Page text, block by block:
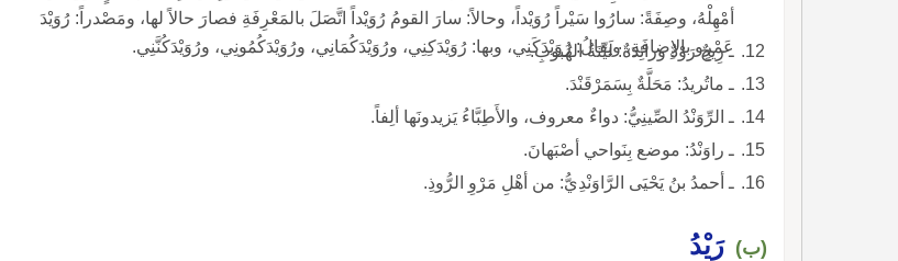
أمْهِلْهُ، وصِفَةً: سارُوا سَيْراً رُوَيْداً، وحالاً: سارَ القومُ رُوَيْداً اتَّصَلَ بالمَعْرِفَةِ فصارَ حالاً لها، ومَصْدراً: رُوَيْدَ
عَمْرٍو بالإِضافَةِ، ويقالُ: رُوَيْدَكَنِي، وبها: رُوَيْدَكِنِي، ورُوَيْدَكُمَانِي، ورُوَيْدَكُمُونِي، ورُوَيْدَكُنَّنِي.
ـ رِيحٌ رَوْدٌ ورائِدَةٌ: لَيِّنَةُ الهُبوبِ.
ـ ماتُريدُ: مَحَلَّةٌ بِسَمَرْقَنْدَ.
ـ الرِّوَنْدُ الصِّينِيُّ: دواءٌ معروف، والأَطِبَّاءُ يَزيدونَها ألِفاً.
ـ راوَنْدُ: موضع بِنَواحي أصْبَهانَ.
ـ أحمدُ بنُ يَحْيَى الرَّاوَنْدِيُّ: من أهْلِ مَرْوِ الرُّوذِ.
(ب) رَيْدُ